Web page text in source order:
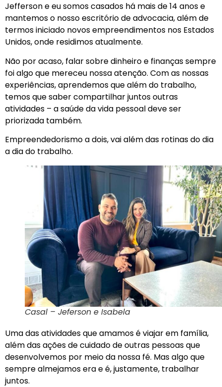
Jefferson e eu somos casados há mais de 14 anos e
mantemos o nosso escritório de advocacia, além de
termos iniciado novos empreendimentos nos Estados
Unidos, onde residimos atualmente.
Não por acaso, falar sobre dinheiro e finanças sempre
foi algo que mereceu nossa atenção. Com as nossas
experiências, aprendemos que além do trabalho,
temos que saber compartilhar juntos outras
atividades – a saúde da vida pessoal deve ser
priorizada também.
Empreendedorismo a dois, vai além das rotinas do dia
a dia do trabalho.
Casal – Jeferson e Isabela
Uma das atividades que amamos é viajar em família,
além das ações de cuidado de outras pessoas que
desenvolvemos por meio da nossa fé. Mas algo que
sempre almejamos era e é, justamente, trabalhar
juntos.